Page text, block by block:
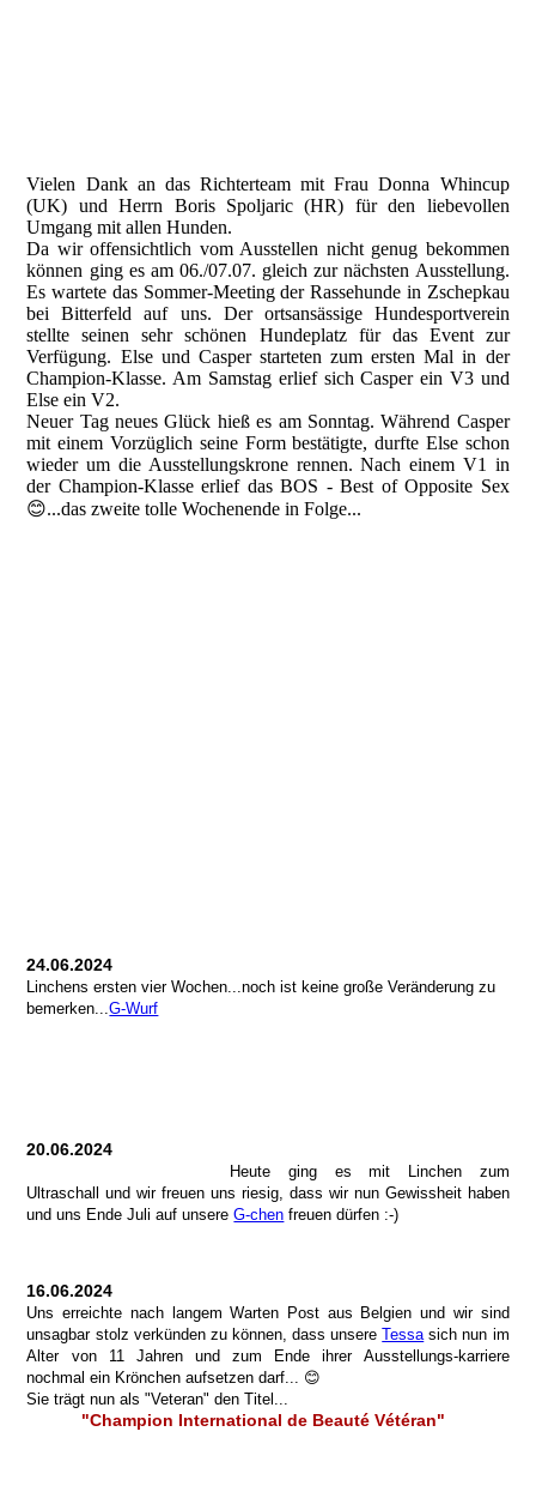
Vielen Dank an das Richterteam mit Frau Donna Whincup
(UK) und Herrn Boris Spoljaric (HR) für den liebevollen
Umgang mit allen Hunden.
Da wir offensichtlich vom Ausstellen nicht genug bekommen
können ging es am 06./07.07. gleich zur nächsten Ausstellung.
Es wartete das Sommer-Meeting der Rassehunde in Zschepkau
bei Bitterfeld auf uns. Der ortsansässige Hundesportverein
stellte seinen sehr schönen Hundeplatz für das Event zur
Verfügung. Else und Casper starteten zum ersten Mal in der
Champion-Klasse. Am Samstag erlief sich Casper ein V3 und
Else ein V2.
Neuer Tag neues Glück hieß es am Sonntag. Während Casper
mit einem Vorzüglich seine Form bestätigte, durfte Else schon
wieder um die Ausstellungskrone rennen. Nach einem V1 in
der Champion-Klasse erlief das BOS - Best of Opposite Sex
😊...das zweite tolle Wochenende in Folge...
24.06.2024
Linchens ersten vier Wochen...noch ist keine große Veränderung zu
bemerken...G-Wurf
20.06.2024
Heute ging es mit Linchen zum
Ultraschall und wir freuen uns riesig, dass wir nun Gewissheit haben
und uns Ende Juli auf unsereG-chen freuen dürfen :-)
16.06.2024
Uns erreichte nach langem Warten Post aus Belgien und wir sind
unsagbar stolz verkünden zu können, dass unsereTessa sich nun im
Alter von 11 Jahren und zum Ende ihrer Ausstellungs-karriere
nochmal ein Krönchen aufsetzen darf... 😊
Sie trägt nun als "Veteran" den Titel...
"Champion International de Beauté Vétéran"